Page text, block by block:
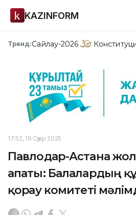
KAZINFORM
Тренд:Сайлау-2026
17:52, 19 Сәуір 2025
Павлодар-Астана
апаты: Балалардың
қорғау комитеті